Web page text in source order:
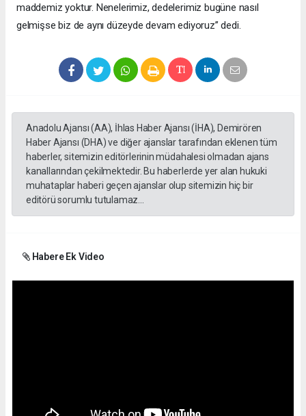
maddemiz yoktur. Nenelerimiz, dedelerimiz bugüne nasıl
gelmişse biz de aynı düzeyde devam ediyoruz” dedi.
Anadolu Ajansı (AA), İhlas Haber Ajansı (İHA), Demirören
Haber Ajansı (DHA) ve diğer ajanslar tarafından eklenen tüm
haberler, sitemizin editörlerinin müdahalesi olmadan ajans
kanallarından çekilmektedir. Bu haberlerde yer alan hukuki
muhataplar haberi geçen ajanslar olup sitemizin hiç bir
editörü sorumlu tutulamaz...
Habere Ek Video